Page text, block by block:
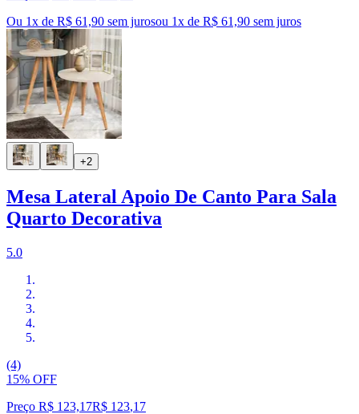
Ou 1x de R$ 61,90 sem jurosou 1x de R$ 61,90 sem juros
+2
Mesa Lateral Apoio De Canto Para Sala
Quarto Decorativa
5.0
(4)
15% OFF
Preço R$ 123,17R$ 123,17